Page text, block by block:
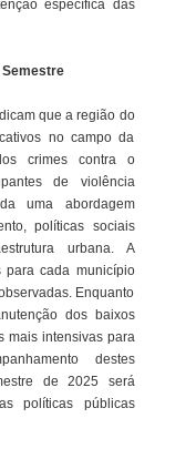
específica das
que a região do
no campo da
crimes contra o
de violência
uma abordagem
políticas sociais
urbana. A
para cada município
Enquanto
dos baixos
mais intensivas para
destes
de 2025 será
políticas públicas